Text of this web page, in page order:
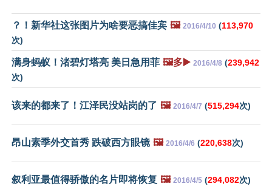
？！新华社这张图片为啥要恶搞佳宾 🖼️ 2016/4/10 (113,970
次)
满身蚂蚁！渚碧灯塔亮 美日急用菲 🖼️多▶️ 2016/4/8 (239,942
次)
该来的都来了！江泽民没站岗的了 🖼️ 2016/4/7 (515,294次)
昂山素季外交首秀 跌破西方眼镜 🖼️ 2016/4/6 (220,638次)
叙利亚最值得骄傲的名片即将恢复 🖼️ 2016/4/5 (294,082次)